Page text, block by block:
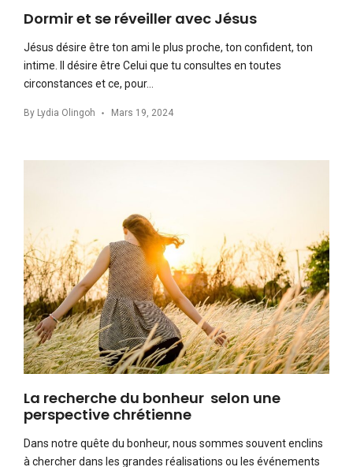
Dormir et se réveiller avec Jésus
Jésus désire être ton ami le plus proche, ton confident, ton
intime. Il désire être Celui que tu consultes en toutes
circonstances et ce, pour…
By Lydia Olingoh Mars 19, 2024
La recherche du bonheur selon une
perspective chrétienne
Dans notre quête du bonheur, nous sommes souvent enclins
à chercher dans les grandes réalisations ou les événements